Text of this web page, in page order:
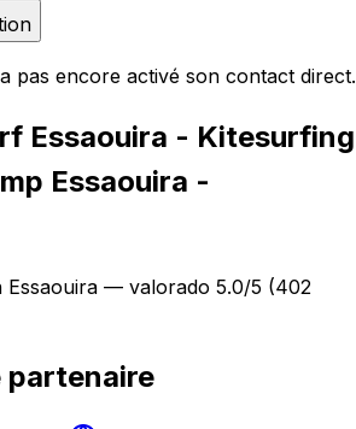
pas encore activé son contact direct.
Essaouira - Kitesurfing
Essaouira -
Essaouira — valorado 5.0/5 (402